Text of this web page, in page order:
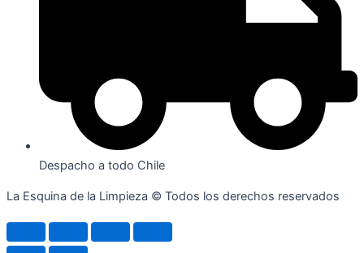
Despacho a todo Chile
La Esquina de la Limpieza © Todos los derechos reservados